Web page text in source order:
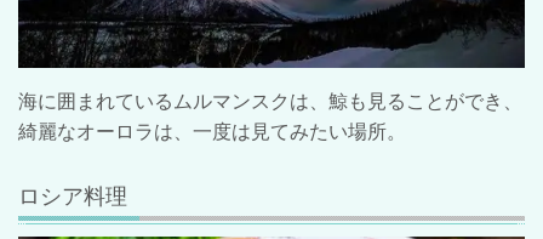
海に囲まれているムルマンスクは、鯨も見ることができ、
綺麗なオーロラは、一度は見てみたい場所。
ロシア料理